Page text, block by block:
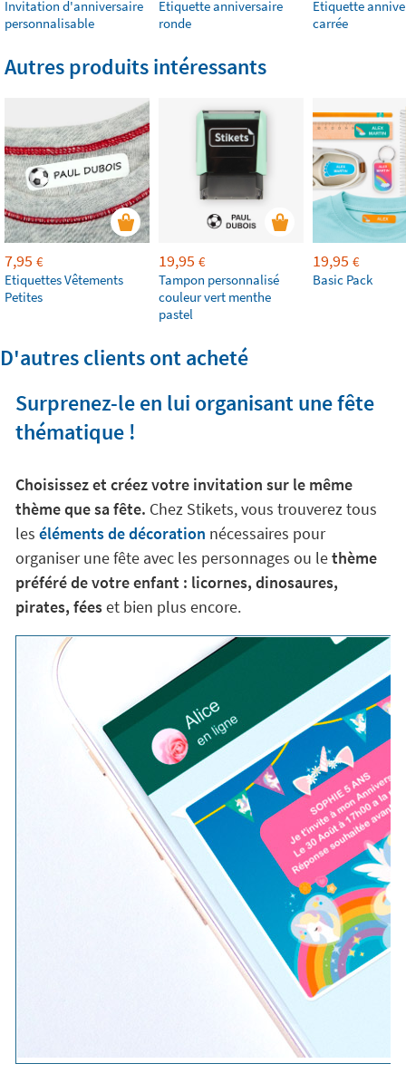
Invitation d'anniversaire
personnalisable
Etiquette anniversaire
ronde
Etiquette
carrée
Autres produits intéressants
7,95 €
Etiquettes Vêtements
Petites
19,95 €
Tampon personnalisé
couleur vert menthe
pastel
19,95 €
Basic Pack
D'autres clients ont acheté
Surprenez-le en lui organisant une fête
thématique !
Choisissez et créez votre invitation sur le même
thème que sa fête. Chez Stikets, vous trouverez tous
les éléments de décoration nécessaires pour
organiser une fête avec les personnages ou lethème
préféré de votre enfant : licornes, dinosaures,
pirates, féeset bien plus encore.